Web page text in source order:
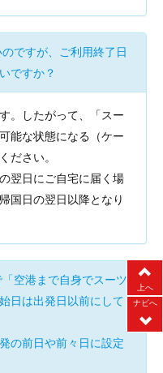
ですが、ご利用終了日
ですか？
。したがって、「スー
能な状態になる（ケー
ださい。
翌日にご自宅に届く場
国日の翌日以降となり
「空港まで自身でスーツ
日は出発日以前にして
の前日や前々日に設定
上へ
ナビへ